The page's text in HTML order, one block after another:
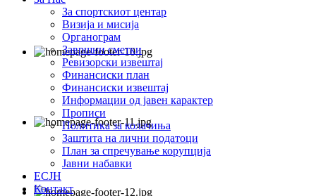
За спортскиот центар
Визија и мисија
Органограм
Завршни сметки
Ревизорски извештај
Финансиски план
Финансиски извештај
Информации од јавен карактер
Прописи
Политика за колачиња
Заштита на лични податоци
План за спречување корупција
Јавни набавки
ЕСЈН
Контакт